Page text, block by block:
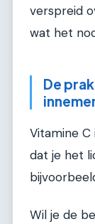
verspreid
wat het
De
Vitamine
dat je het
Wil je de